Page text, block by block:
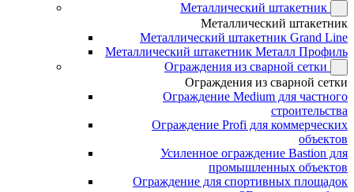
Металлический штакетник
Металлический штакетник
Металлический штакетник Grand Line
Металлический штакетник Металл Профиль
Ограждения из сварной сетки
Ограждения из сварной сетки
Ограждение Medium для частного
строительства
Ограждение Profi для коммерческих
объектов
Усиленное ограждение Bastion для
промышленных объектов
Ограждение для спортивных площадок